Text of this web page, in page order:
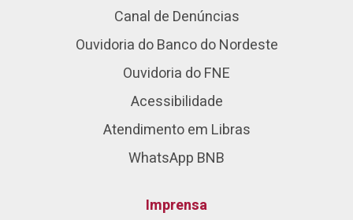
Canal de Denúncias
Ouvidoria do Banco do Nordeste
Ouvidoria do FNE
Acessibilidade
Atendimento em Libras
WhatsApp BNB
Imprensa